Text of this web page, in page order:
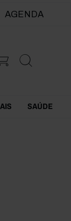
AGENDA
SAÚDE